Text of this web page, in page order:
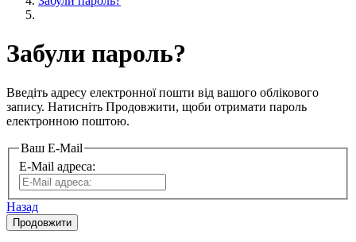
Забули пароль?
Введіть адресу електронної пошти від вашого облікового
запису. Натисніть Продовжити, щоби отримати пароль
електронною поштою.
Ваш E-Mail
E-Mail адреса:
Назад